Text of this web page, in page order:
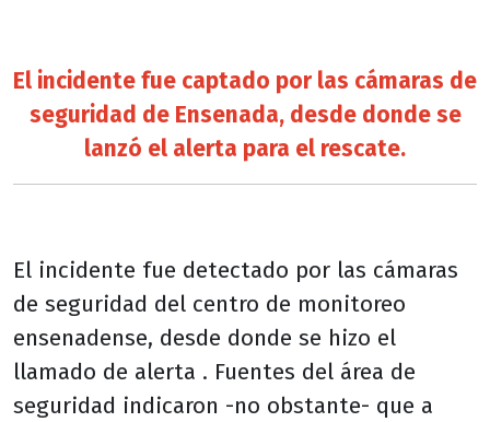
El incidente fue captado por las cámaras de
seguridad de Ensenada, desde donde se
lanzó el alerta para el rescate.
El incidente fue detectado por las cámaras
de seguridad del centro de monitoreo
ensenadense, desde donde se hizo el
llamado de alerta . Fuentes del área de
seguridad indicaron -no obstante- que a